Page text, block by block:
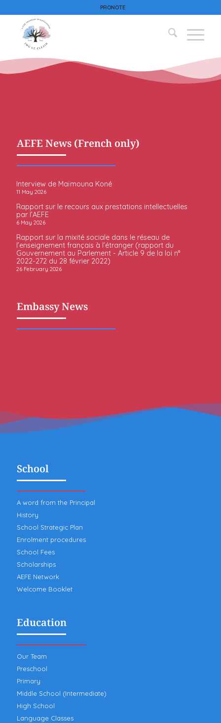
PRONOTE
AEFE News (French only)
Interview de Maïmouna Koné
11 May 2026
Rapport sur le recours aux prestations intellectuelles
par l’AEFE
6 May 2026
Rapport sur la mixité sociale dans le réseau de
l’enseignement français à l’étranger (rapport du
Gouvernement au Parlement - Article 9 de la loi n°
2022-272 du 28 février 2022)
26 February 2026
Embassy News
School
A word from the Principal
History
School Strategic Plan
Enrolment procedures
School Fees
Scholarships
AEFE Network
Welcome Booklet
Education
Our Team
Preschool
Primary
Middle School (Intermediate)
High School
Language Classes